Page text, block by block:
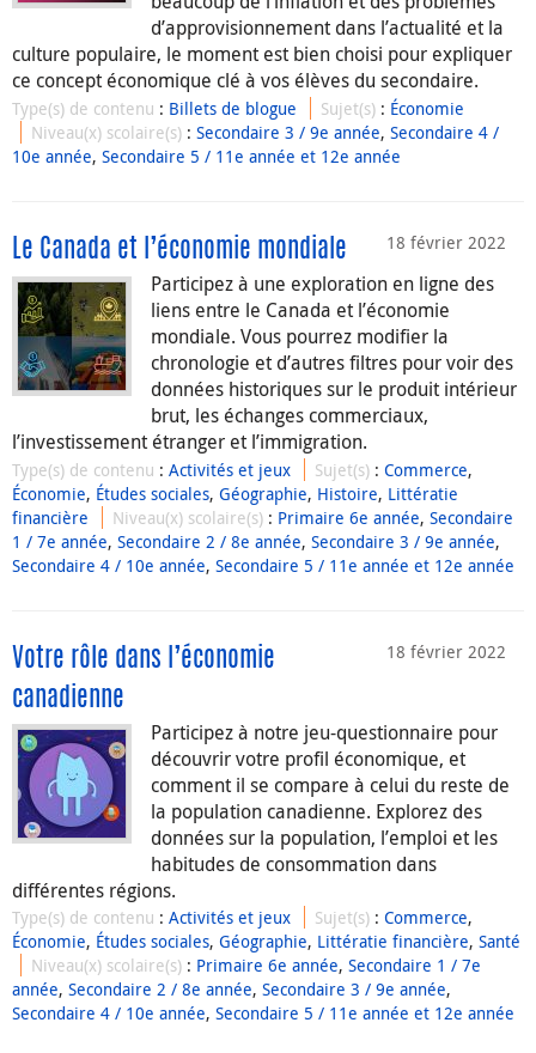
d’approvisionnement dans l’actualité et la
culture populaire, le moment est bien choisi pour expliquer
ce concept économique clé à vos élèves du secondaire.
Type(s) de contenu : Billets de blogue Sujet(s) : Économie
Niveau(x) scolaire(s) :Secondaire 3 / 9e année,Secondaire 4 /
10e année, Secondaire 5 / 11e année et 12e année
18 février 2022
Le Canada et l’économie mondiale
Participez à une exploration en ligne des
liens entre le Canada et l’économie
mondiale. Vous pourrez modifier la
chronologie et d’autres filtres pour voir des
données historiques sur le produit intérieur
brut, les échanges commerciaux,
l’investissement étranger et l’immigration.
Type(s) de contenu : Activités et jeux Sujet(s) :Commerce,
Économie, Études sociales, Géographie, Histoire, Littératie
financière
Niveau(x) scolaire(s) : Primaire 6e année,Secondaire
1 / 7e année, Secondaire 2 / 8e année, Secondaire 3 / 9e année,
Secondaire 4 / 10e année, Secondaire 5 / 11e année et 12e année
18 février 2022
Votre rôle dans l’économie
canadienne
Participez à notre jeu-questionnaire pour
découvrir votre profil économique, et
comment il se compare à celui du reste de
la population canadienne. Explorez des
données sur la population, l’emploi et les
habitudes de consommation dans
différentes régions.
Type(s) de contenu : Activités et jeux Sujet(s) :Commerce,
Économie, Études sociales, Géographie, Littératie financière, Santé
Niveau(x) scolaire(s) : Primaire 6e année,Secondaire 1 / 7e
année, Secondaire 2 / 8e année, Secondaire 3 / 9e année,
Secondaire 4 / 10e année, Secondaire 5 / 11e année et 12e année